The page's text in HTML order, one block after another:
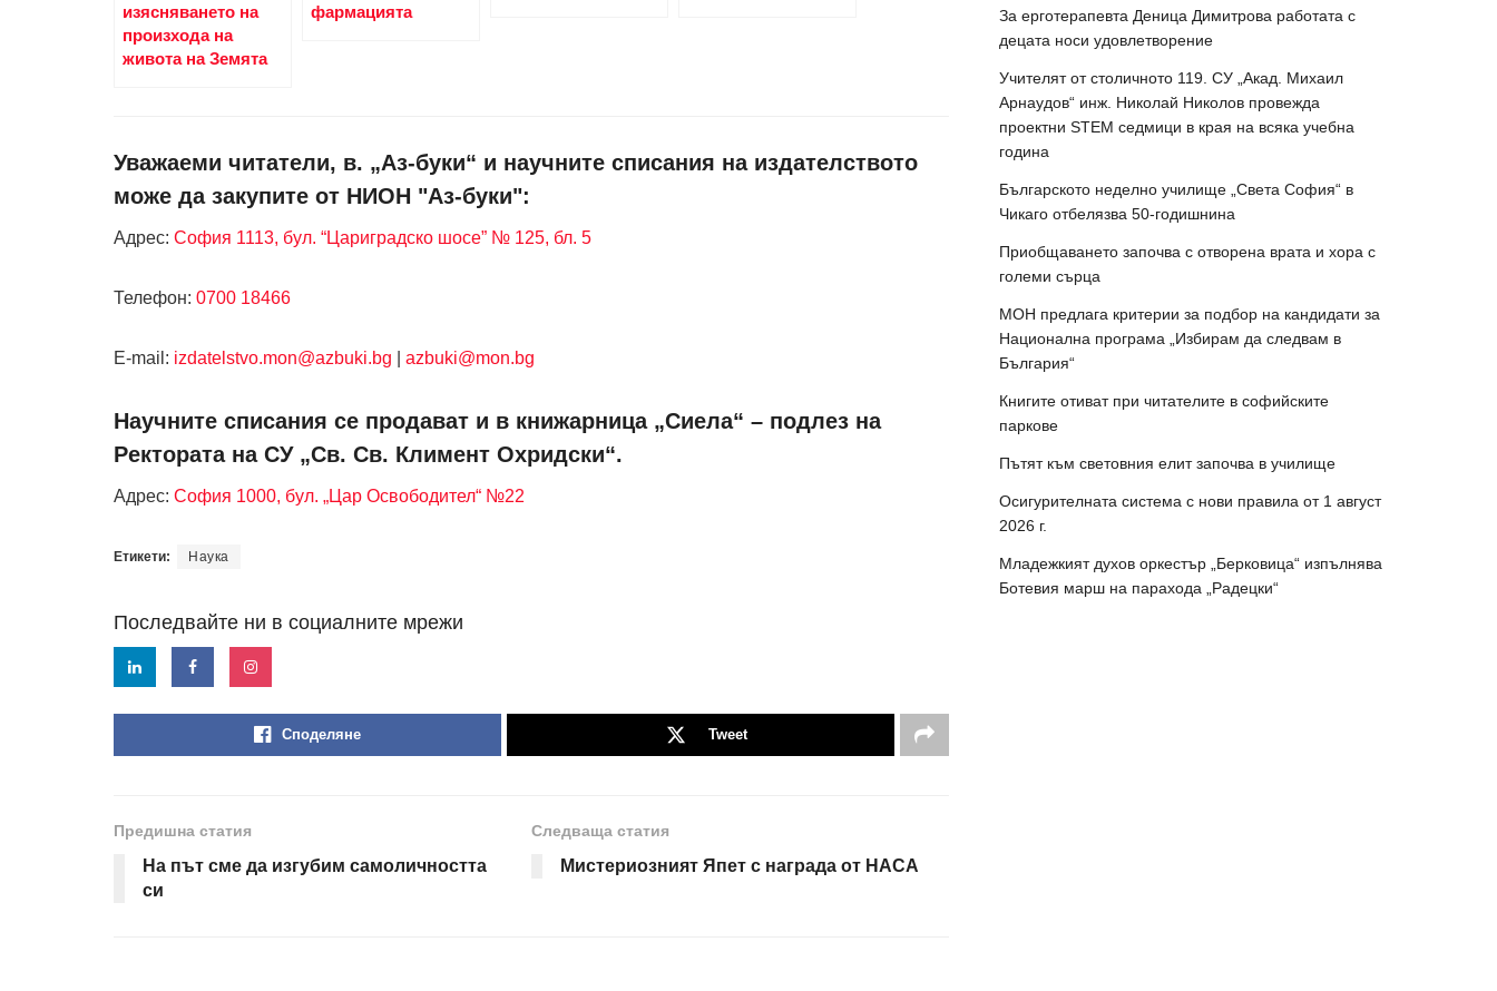
изясняването на
произхода на
живота на Земята
фармацията
Уважаеми читатели, в. „Аз-буки“ и научните списания на издателството
може да закупите от НИОН "Аз-буки":
Адрес: София 1113, бул. “Цариградско шосе” № 125, бл. 5
Телефон: 0700 18466
Е-mail: izdatelstvo.mon@azbuki.bg azbuki@mon.bg
Научните списания се продават и в книжарница „Сиела“ – подлез на
Ректората на СУ „Св. Св. Климент Охридски“.
Адрес: София 1000, бул. „Цар Освободител“ №22
Етикети: Наука
Последвайте ни в социалните мрежи
Споделяне Tweet
Предишна статия
На път сме да изгубим самоличността
си
Следваща статия
Мистериозният Япет с награда от НАСА
За ерготерапевта Деница Димитрова работата с
децата носи удовлетворение
Учителят от столичното 119. СУ „Акад. Михаил
Арнаудов“ инж. Николай Николов провежда
проектни STEM седмици в края на всяка учебна
година
Българското неделно училище „Света София“ в
Чикаго отбелязва 50-годишнина
Приобщаването започва с отворена врата и хора с
големи сърца
МОН предлага критерии за подбор на кандидати за
Национална програма „Избирам да следвам в
България“
Книгите отиват при читателите в софийските
паркове
Пътят към световния елит започва в училище
Осигурителната система с нови правила от 1 август
2026 г.
Младежкият духов оркестър „Берковица“ изпълнява
Ботевия марш на парахода „Радецки“